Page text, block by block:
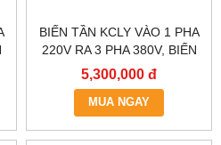
BIẾN TẦN KCLY VÀO 1 PHA
220V RA 3 PHA 380V, BIẾN
TẦN KCLY KOC600-
3R7GT3-B
5,300,000 đ
MUA NGAY